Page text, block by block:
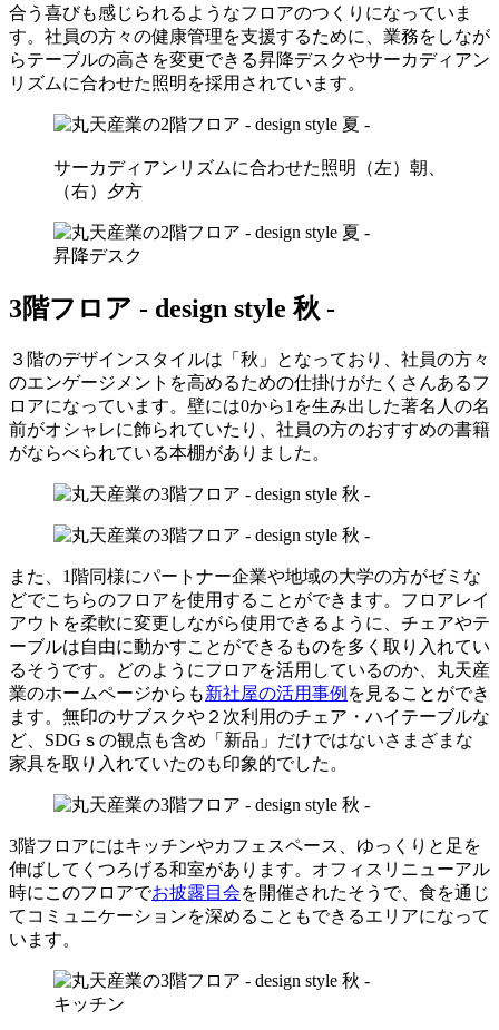
合う喜びも感じられるようなフロアのつくりになっていま
す。社員の方々の健康管理を支援するために、業務をしなが
らテーブルの高さを変更できる昇降デスクやサーカディアン
リズムに合わせた照明を採用されています。
サーカディアンリズムに合わせた照明（左）朝、
（右）夕方
昇降デスク
3階フロア - design style 秋 -
３階のデザインスタイルは「秋」となっており、社員の方々
のエンゲージメントを高めるための仕掛けがたくさんあるフ
ロアになっています。壁には0から1を生み出した著名人の名
前がオシャレに飾られていたり、社員の方のおすすめの書籍
がならべられている本棚がありました。
また、1階同様にパートナー企業や地域の大学の方がゼミな
どでこちらのフロアを使用することができます。フロアレイ
アウトを柔軟に変更しながら使用できるように、チェアやテ
ーブルは自由に動かすことができるものを多く取り入れてい
るそうです。どのようにフロアを活用しているのか、丸天産
業のホームページからも新社屋の活用事例 を見ることができ
ます。無印のサブスクや２次利用のチェア・ハイテーブルな
ど、SDGｓの観点も含め「新品」だけではないさまざまな
家具を取り入れていたのも印象的でした。
3階フロアにはキッチンやカフェスペース、ゆっくりと足を
伸ばしてくつろげる和室があります。オフィスリニューアル
時にこのフロアでお披露目会を開催されたそうで、食を通じ
てコミュニケーションを深めることもできるエリアになって
います。
キッチン